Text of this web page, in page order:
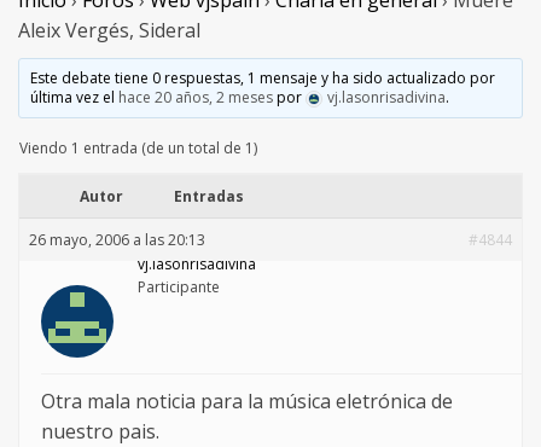
Vjspain
Ayuda
Contacto
Aleix Vergés, Sideral
Este debate tiene 0 respuestas, 1 mensaje y ha sido actualizado por
última vez el hace 20 años, 2 mesespor vj.lasonrisadivina.
Viendo 1 entrada (de un total de 1)
Autor Entradas
26 mayo, 2006 a las 20:13
#4844
vj.lasonrisadivina
Participante
Otra mala noticia para la música eletrónica de
nuestro pais.